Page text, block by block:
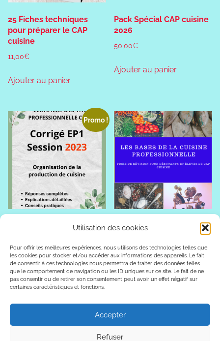
Utilisation des cookies
Pour offrir les meilleures expériences, nous utilisons des technologies telles que
les cookies pour stocker et/ou accéder aux informations des appareils. Le fait
de consentir à ces technologies nous permettra de traiter des données telles
que le comportement de navigation ou les ID uniques sur ce site. Le fait de ne
pas consentir ou de retirer son consentement peut avoir un effet négatif sur
certaines caractéristiques et fonctions.
Accepter
Refuser
25 Fiches techniques
pour préparer le CAP
cuisine
11,00€
Ajouter au panier
Pack Spécial CAP cuisine
2026
50,00€
Ajouter au panier
Promo !
Corrigé EP1 2023 CAP
Explications
11,00€Le
prix
initial
7,00€Le
prix
actuel
Ajouter au panier
Les bases de la cuisine
11,00€
Ajouter au panier